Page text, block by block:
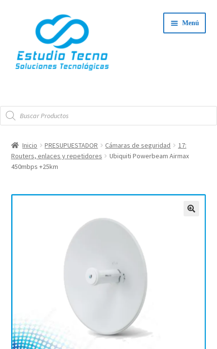
navegación
contenido
Menú
Tienda
Servicio Técnico
Búsqueda
de
productos
Inicio PRESUPUESTADOR Cámaras de seguridad
17:
Routers, enlaces y repetidores
Ubiquiti Powerbeam Airmax
450mbps +25km